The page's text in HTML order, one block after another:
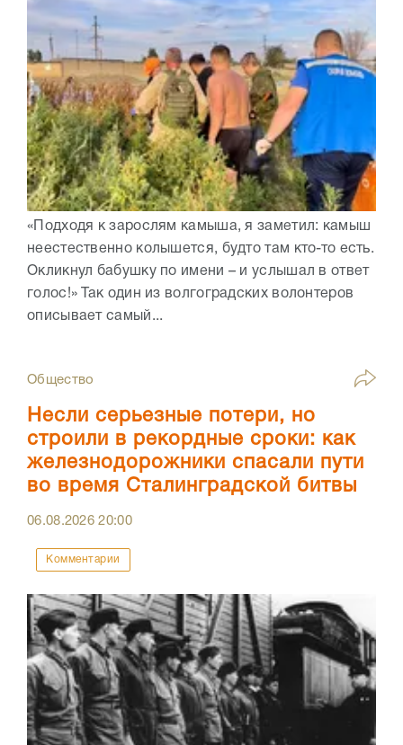
«Подходя к зарослям камыша, я заметил: камыш
неестественно колышется, будто там кто-то есть.
Окликнул бабушку по имени – и услышал в ответ
голос!» Так один из волгоградских волонтеров
описывает самый...
Общество
Несли серьезные потери, но
строили в рекордные сроки: как
железнодорожники спасали пути
во время Сталинградской битвы
06.08.202620:00
Комментарии